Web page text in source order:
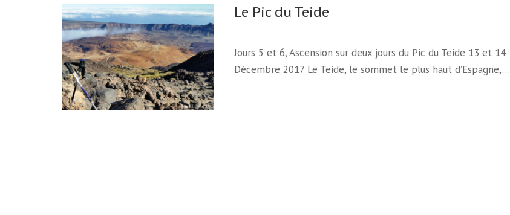
Le Pic du Teide
Jours 5 et 6, Ascension sur deux jours du Pic du Teide 13 et 14
Décembre 2017 Le Teide, le sommet le plus haut d’Espagne,…